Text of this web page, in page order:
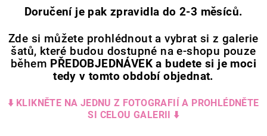
Doručení je pak zpravidla do 2-3 měsíců.
Zde si můžete prohlédnout a vybrat si z galerie
šatů, které budou dostupné na e-shopu pouze
během PŘEDOBJEDNÁVEK a budete si je moci
tedy v tomto období objednat.
⬇️ KLIKNĚTE NA JEDNU Z FOTOGRAFIÍ A PROHLÉDNĚTE
SI CELOU GALERII ⬇️